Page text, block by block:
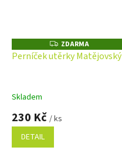
Z
D
A
ZDARMA
Perníček utěrky Matějovský
Skladem
230 Kč / ks
DETAIL